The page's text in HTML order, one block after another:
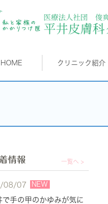
HOME クリニック紹介
情報 一覧へ >
08/07 NEW
で手の甲のかゆみが気に